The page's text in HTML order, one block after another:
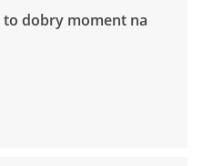
to dobry moment na